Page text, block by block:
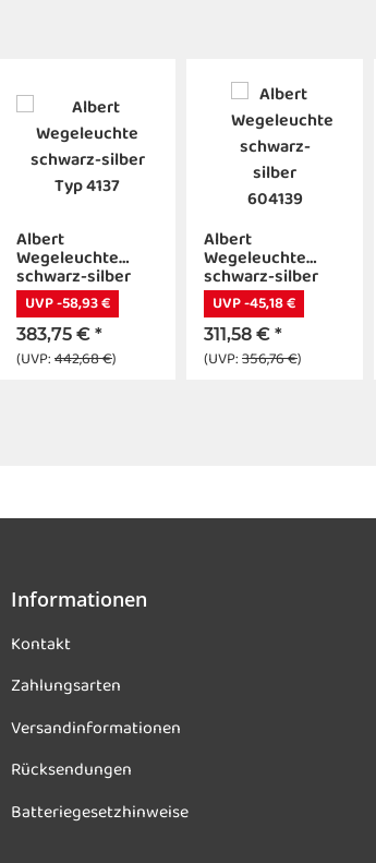
Albert
Wegeleuchte
schwarz-silber
Typ 4137
UVP -58,93 €
383,75 € *
(UVP:442,68 €)
Albert
Wegeleuchte
schwarz-silber
604139
UVP -45,18 €
311,58 € *
(UVP:356,76 €)
Informationen
Kontakt
Zahlungsarten
Versandinformationen
Rücksendungen
Batteriegesetzhinweise